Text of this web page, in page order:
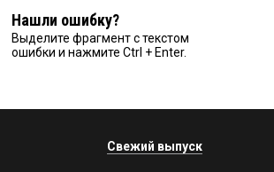
Нашли ошибку?
Выделите фрагмент с текстом
ошибки и нажмите Ctrl + Enter.
Свежий выпуск